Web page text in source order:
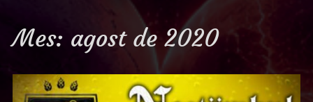
Mes: agost de 2020